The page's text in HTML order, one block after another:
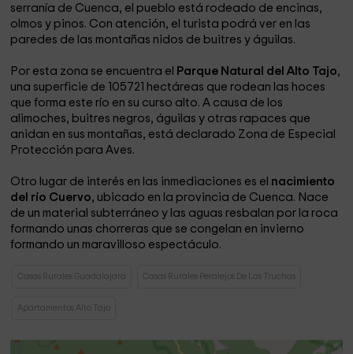
serranía de Cuenca, el pueblo está rodeado de encinas,
olmos y pinos. Con atención, el turista podrá ver en las
paredes de las montañas nidos de buitres y águilas.
Por esta zona se encuentra el Parque Natural del Alto Tajo,
una superficie de 105721 hectáreas que rodean las hoces
que forma este río en su curso alto. A causa de los
alimoches, buitres negros, águilas y otras rapaces que
anidan en sus montañas, está declarado Zona de Especial
Protección para Aves.
Otro lugar de interés en las inmediaciones es el nacimiento
del río Cuervo, ubicado en la provincia de Cuenca. Nace
de un material subterráneo y las aguas resbalan por la roca
formando unas chorreras que se congelan en invierno
formando un maravilloso espectáculo.
Casas Rurales Guadalajara Casas Rurales Peralejos De Las Truchas
Apartamentos Alto Tajo